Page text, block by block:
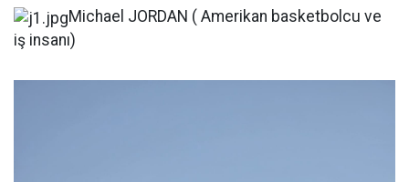
Michael JORDAN ( Amerikan basketbolcu ve
iş insanı)